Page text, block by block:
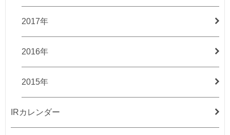
2017年
2016年
2015年
IRカレンダー